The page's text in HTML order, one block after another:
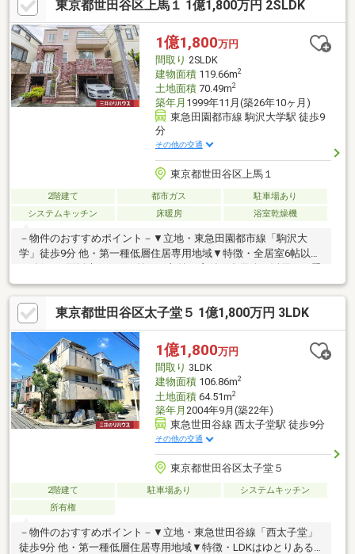
フルリフォームを実施済み！きれいな物件となっております！◆
バルコニーは2箇所にございます！キッチンからも出入りが可能で
家事動線良好！◆家具・消防設備など譲渡、既存業者なども引き
継ぎ可能！お気軽にお問い合わせください！◆お買い物に便利な
「まいばすけっと三軒茶屋駅西店」まで徒歩約2分！
東京都世田谷区上馬１ 1億1,800万円 2SLDK
1億1,800万円
間取り 2SLDK
建物面積119.66m2
土地面積70.49m2
築年月 1999年11月(築26年10ヶ月)
東急田園都市線 駒沢大学駅 徒歩9
分
その他の交通
東京都世田谷区上馬１
2階建て 都市ガス
駐車場あり
システムキッチン
床暖房 浴室乾燥機
－物件のおすすめポイント－▼立地・東急田園都市線「駒沢大
学」徒歩9分 他・第一種低層住居専用地域▼特徴・全居室6帖以上
を確保・3面採光のLDK・納戸は収納・窓付で多用途に活用可・季
節物等の収納にも役立つ屋根裏収納有・駐車スペース有(車種によ
る)▼設備・床暖房(LD部分)・洗面台・トイレ各2か所・食洗機▼
周辺環境・まいばすけっと野沢2丁目店 徒歩4分(約260m)・世田谷
区立旭小学校 徒歩5分(約400m)※建物構造は、木・鉄筋コンクリー
ト造■ ご希望の住まい探しをお手伝いします ━━━━━・・・物
件の詳細・ご相談はお気軽にお問い合わせください。
東京都世田谷区太子堂５ 1億1,800万円 3LDK
1億1,800万円
間取り 3LDK
建物面積106.86m2
土地面積64.51m2
築年月 2004年9月(築22年)
東急世田谷線 西太子堂駅 徒歩9分
その他の交通
東京都世田谷区太子堂５
2階建て 駐車場あり
システムキッチン
所有権
－物件のおすすめポイント－▼立地・東急世田谷線「西太子堂」
徒歩9分 他・第一種低層住居専用地域▼特徴・LDKはゆとりある